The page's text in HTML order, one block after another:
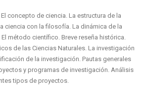
El concepto de ciencia. La estructura de la
ciencia con la filosofía. La dinámica de la
método científico. Breve reseña histórica.
de las Ciencias Naturales. La investigación
de la investigación. Pautas generales
y programas de investigación. Análisis
tipos de proyectos.